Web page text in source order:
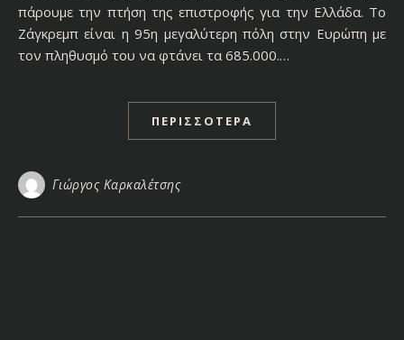
πάρουμε την πτήση της επιστροφής για την Ελλάδα. Το
Ζάγκρεμπ είναι η 95η μεγαλύτερη πόλη στην Ευρώπη με
τον πληθυσμό του να φτάνει τα 685.000.…
ΠΕΡΙΣΣΌΤΕΡΑ
Γιώργος Καρκαλέτσης